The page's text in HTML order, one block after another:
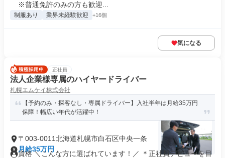
※普通免許のみの方も歓迎...
制服あり 業界未経験歓迎 +16個
気になる
正社員
法人企業様専属のハイヤードライバー
札幌エムケイ株式会社
【予約のみ・探客なし・専属ドライバー】入社半年は月給35万円
保障！幅広い年代が活躍中！
〒003-0011北海道札幌市白石区中央一条
月給35万円
資格 ＼こんな方に選ばれています！／ ＊正社員デビューを目